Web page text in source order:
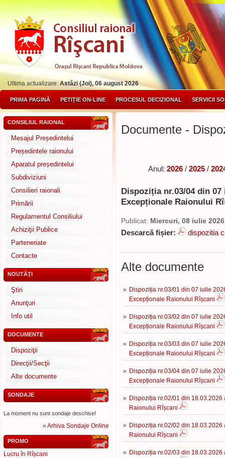
Ultima actualizare:Astăzi (Joi), 06 august 2026
PRIMA PAGINĂ PETIȚIE ON-LINE PROCESUL DECIZIONAL SERVICII
CONSILIUL RAIONAL
Mesajul Președintelui
Președintele raionului
Aparatul președintelui
Subdiviziuni
Consilieri raionali
Primării
Regulamentul Consiliului
Achiziţii Publice
Parteneriate
Contacte
NOUTĂŢI
Ştiri
Anunţuri
Info util
DOCUMENTE
Dispoziţii
Direcţii/Secţii
Alte documente
SONDAJE
La moment nu sunt sondaje deschise!
»Arhiva Sondaje Online
PROMO
Lucru în Rîșcani
Documente -
Anul: 2026 / 2025 /
Dispoziția nr.03/04 din
Excepționale Raionului
Publicat: Miercuri, 08 iulie 2026
Descarcă fișier: dispozitia
Alte documente
» Dispoziția nr.03/01 din 07 iulie
Excepționale Raionului Rîșcani
» Dispoziția nr.03/02 din 07 iulie
Excepționale Raionului Rîșcani
» Dispoziția nr.03/03 din 07 iulie
Excepționale Raionului Rîșcani
» Dispoziția nr.03/04 din 07 iulie
Excepționale Raionului Rîșcani
» Dispoziția nr.02/01 din
Raionului Rîșcani
» Dispoziția nr.02/02 din
Raionului Rîșcani
» Dispoziția nr.02/03 din